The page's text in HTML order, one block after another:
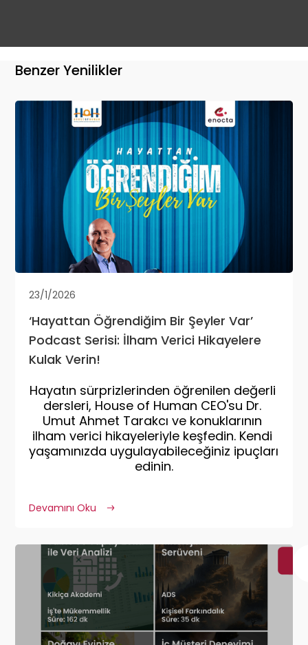
Benzer Yenilikler
23/1/2026
‘Hayattan Öğrendiğim Bir Şeyler Var’
Podcast Serisi: İlham Verici Hikayelere
Kulak Verin!
Hayatın sürprizlerinden öğrenilen değerli
dersleri, House of Human CEO'su Dr.
Umut Ahmet Tarakcı ve konuklarının
ilham verici hikayeleriyle keşfedin. Kendi
yaşamınızda uygulayabileceğiniz ipuçları
edinin.
Devamını Oku